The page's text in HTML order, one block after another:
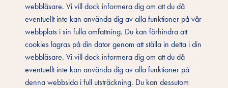
webbläsare. Vi vill dock informera dig om att du då
eventuellt inte kan använda dig av alla funktioner på vår
webbplats i sin fulla omfattning. Du kan förhindra att
cookies lagras på din dator genom att ställa in detta i din
webbläsare. Vi vill dock informera dig om att du då
eventuellt inte kan använda dig av alla funktioner på
denna webbsida i full utsträckning. Du kan dessutom